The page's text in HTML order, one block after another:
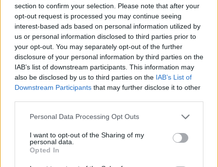
section to confirm your selection. Please note that after your
opt-out request is processed you may continue seeing
interest-based ads based on personal information utilized by
us or personal information disclosed to third parties prior to
your opt-out. You may separately opt-out of the further
disclosure of your personal information by third parties on the
IAB’s list of downstream participants. This information may
also be disclosed by us to third parties on the IAB’s List of
Downstream Participants that may further disclose it to other
Please note that this website/app uses one or more Google
not limited to your visit or usage behaviour. You may click to
grant or deny consent to Google and its third-party tags to
use your data for below specified purposes in below Google
consent section.
Personal Data Processing Opt Outs
I want to opt-out of the Sharing of my
personal data.
Opted In
A Végtelen háború rendezője
szerint nem fogunk csalódni
Thanosban
Hír| 2018.01.08 10:00
Bosszúállók: Végtelen háború - a
szinkronos előzetes talán még
jobb is
Amerika Kapitány szakállt
elszabadult